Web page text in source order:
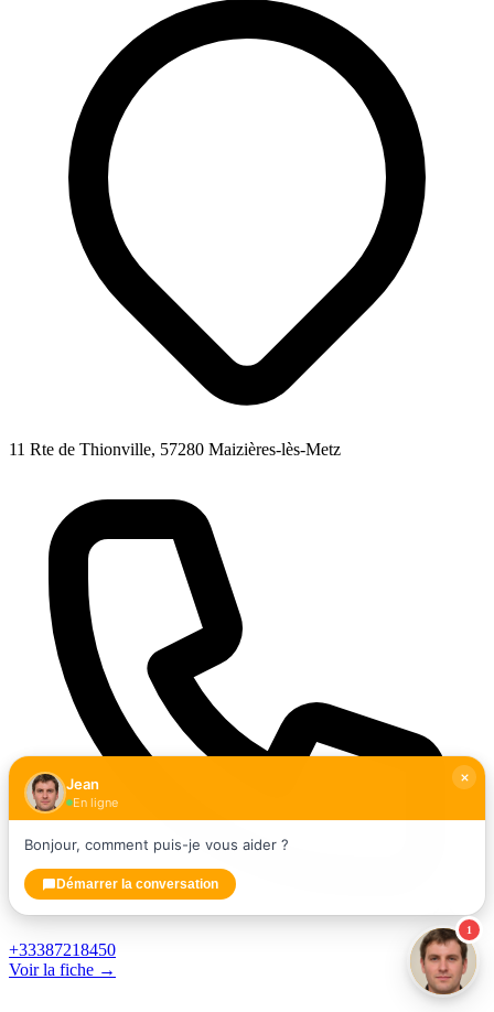
11 Rte de Thionville, 57280 Maizières-lès-Metz
+33387218450
Voir la fiche →
1
Jean
En ligne
Bonjour, comment puis-je vous aider ?
Démarrer la conversation